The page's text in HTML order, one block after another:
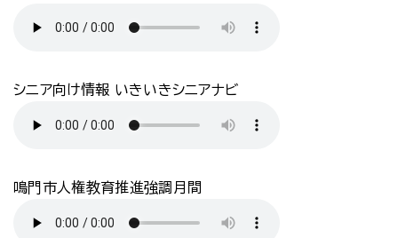
シニア向け情報 いきいきシニアナビ
鳴門市人権教育推進強調月間